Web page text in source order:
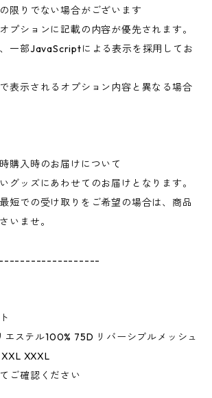
限りでない場合がございます
プションに記載の内容が優先されます。
一部JavaScriptによる表示を採用してお
表示されるオプション内容と異なる場合
購入時のお届けについて
グッズにあわせてのお届けとなります。
短での受け取りをご希望の場合は、商品
いませ。
ステル100% 75D リバーシブルメッシュ
XXXL
ご確認ください